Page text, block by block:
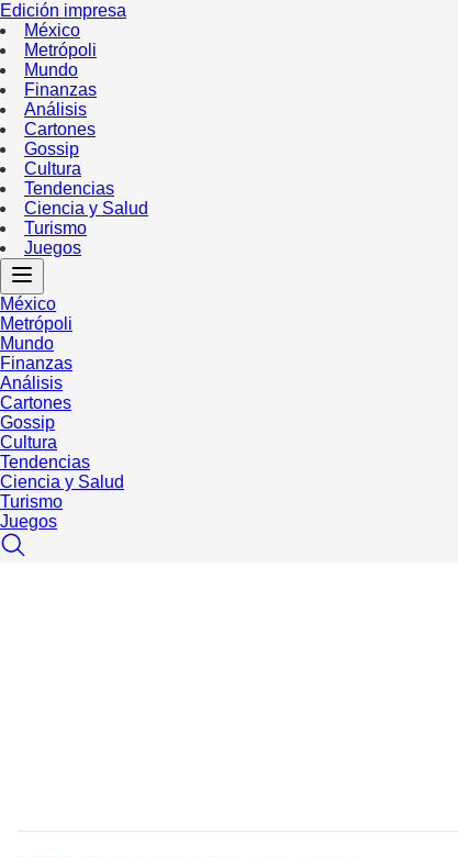
Edición impresa
México
Metrópoli
Mundo
Finanzas
Análisis
Cartones
Gossip
Cultura
Tendencias
Ciencia y Salud
Turismo
Juegos
México
Metrópoli
Mundo
Finanzas
Análisis
Cartones
Gossip
Cultura
Tendencias
Ciencia y Salud
Turismo
Juegos